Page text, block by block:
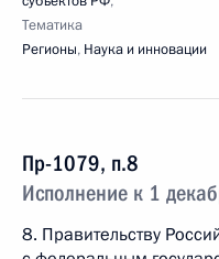
Тематика
Регионы, Наука и инновации
Пр-1079, п.8
Исполнение к 1
8. Правительству